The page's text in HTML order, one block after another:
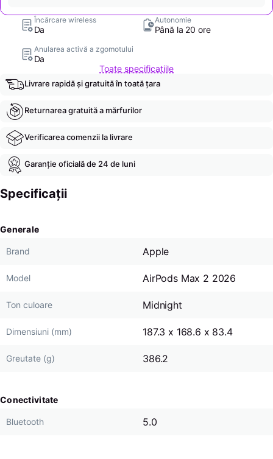
Încărcare wireless
Da
Autonomie
Până la 20 ore
Anularea activă a zgomotului
Da
Toate specificațiile
Livrare rapidă și gratuită în toată țara
Returnarea gratuită a mărfurilor
Verificarea comenzii la livrare
Garanție oficială de 24 de luni
Specificații
Generale
Brand Apple
Model AirPods Max 2 2026
Ton culoare Midnight
Dimensiuni (mm) 187.3 x 168.6 x 83.4
Greutate (g) 386.2
Conectivitate
Bluetooth 5.0